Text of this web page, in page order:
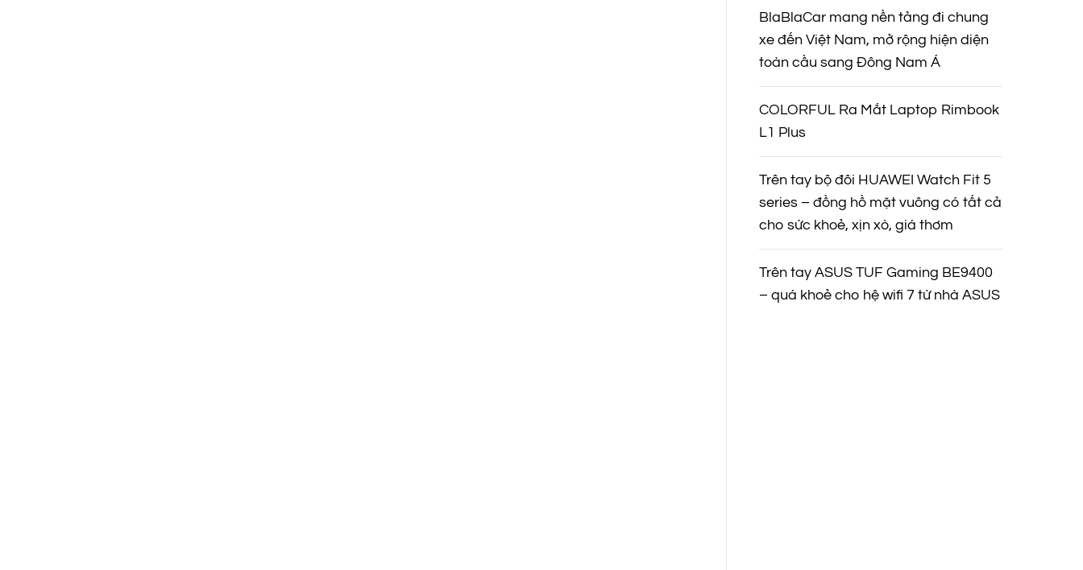
BlaBlaCar mang nền tảng đi chung
xe đến Việt Nam, mở rộng hiện diện
toàn cầu sang Đông Nam Á
COLORFUL Ra Mắt Laptop Rimbook
L1 Plus
Trên tay bộ đôi HUAWEI Watch Fit 5
series – đồng hồ mặt vuông có tất cả
cho sức khoẻ, xịn xò, giá thơm
Trên tay ASUS TUF Gaming BE9400
– quá khoẻ cho hệ wifi 7 từ nhà ASUS